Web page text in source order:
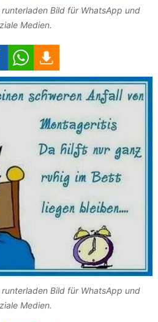
Bild für WhatsApp und
Medien.
Bild für WhatsApp und
Medien.